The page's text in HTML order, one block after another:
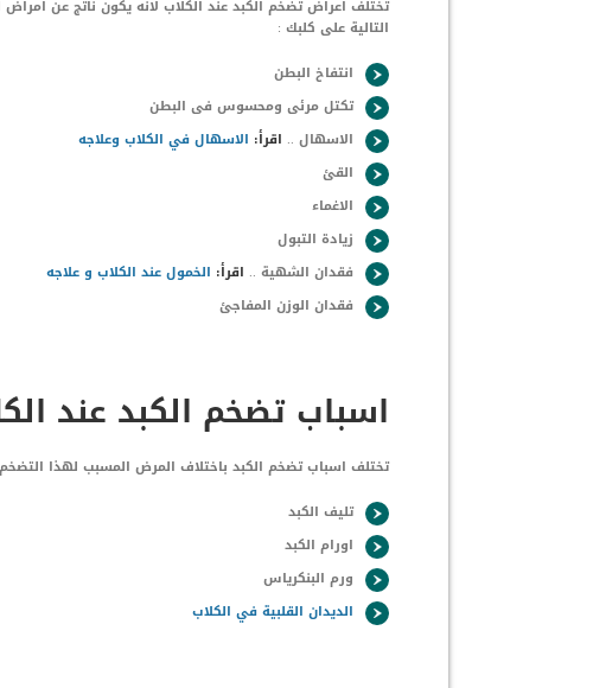
تختلف اعراض تضخم الكبد عند الكلاب لانه يكون ناتج عن
التالية على كلبك :
انتفاخ البطن
تكتل مرئى ومحسوس فى البطن
الاسهال .. اقرأ: الاسهال في الكلاب وعلاجه
القئ
الاغماء
زيادة التبول
فقدان الشهية .. اقرأ: الخمول عند الكلاب و علاجه
فقدان الوزن المفاجئ
اسباب تضخم الكبد عند
تختلف اسباب تضخم الكبد باختلاف المرض المسبب لهذا
تليف الكبد
اورام الكبد
ورم البنكرياس
الديدان القلبية في الكلاب